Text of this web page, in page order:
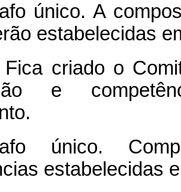
único. A
estabelecidas
Fica criado o
e
único.
estabelecidas